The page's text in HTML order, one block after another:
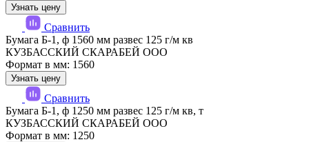
Узнать цену
Сравнить
Бумага Б-1, ф 1560 мм развес 125 г/м кв
КУЗБАССКИЙ СКАРАБЕЙ ООО
Формат в мм: 1560
Узнать цену
Сравнить
Бумага Б-1, ф 1250 мм развес 125 г/м кв, т
КУЗБАССКИЙ СКАРАБЕЙ ООО
Формат в мм: 1250